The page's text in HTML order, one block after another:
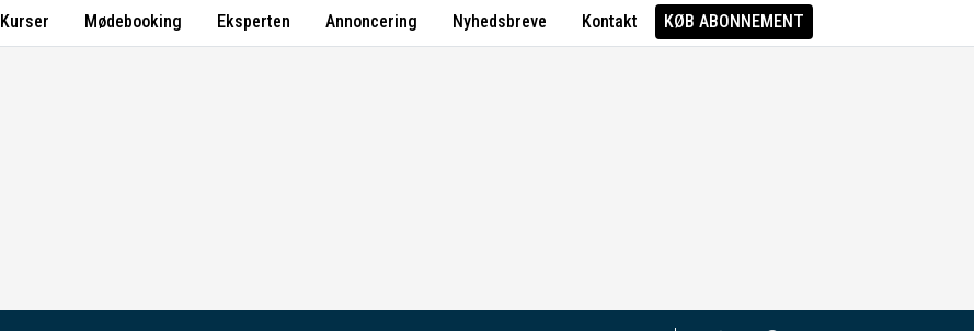
Kurser Mødebooking Eksperten Annoncering Nyhedsbreve Kontakt KØB ABONNEMENT